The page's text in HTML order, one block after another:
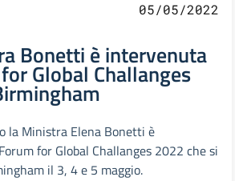
05/05/2022
Bonetti è intervenuta
Global Challanges
la Ministra Elena Bonetti è
for Global Challanges 2022 che si
il 3, 4 e 5 maggio.